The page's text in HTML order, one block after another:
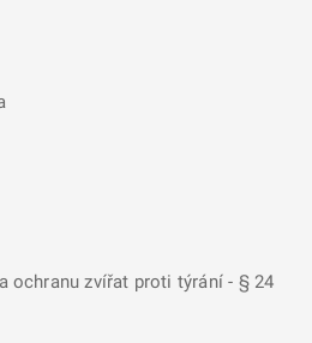
ochranu zvířat proti týrání - § 24